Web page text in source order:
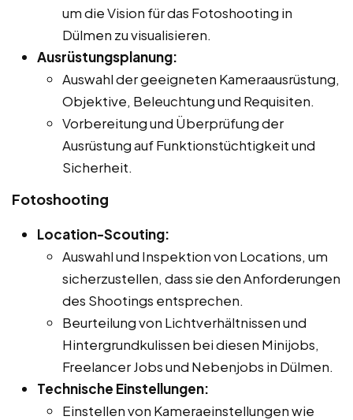
um die Vision für das Fotoshooting in
Dülmen zu visualisieren.
Ausrüstungsplanung:
Auswahl der geeigneten Kameraausrüstung,
Objektive, Beleuchtung und Requisiten.
Vorbereitung und Überprüfung der
Ausrüstung auf Funktionstüchtigkeit und
Sicherheit.
Fotoshooting
Location-Scouting:
Auswahl und Inspektion von Locations, um
sicherzustellen, dass sie den Anforderungen
des Shootings entsprechen.
Beurteilung von Lichtverhältnissen und
Hintergrundkulissen bei diesen Minijobs,
Freelancer Jobs und Nebenjobs in Dülmen.
Technische Einstellungen:
Einstellen von Kameraeinstellungen wie